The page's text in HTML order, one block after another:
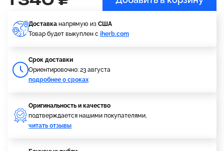
Доставка напрямую из США
Товар будет выкуплен с iherb.com
Cрок доставки
Ориентировочно: 23 августа
подробнее о сроках
Оригинальность и качество
подтверждается нашими покупателями,
читать отзывы